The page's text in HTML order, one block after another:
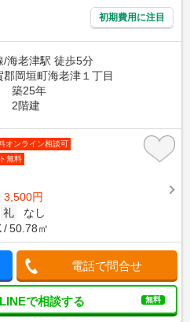
初期費用に注目
/海老津駅 徒歩5分
郡岡垣町海老津１丁目
築25年
2階建
オンライン相談可
無料
3,500円
礼
なし
50.78㎡
電話で問合せ
で相談する 無料